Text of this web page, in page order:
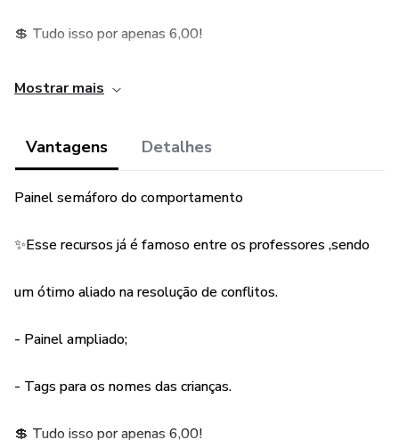
💲 Tudo isso por apenas 6,00!
Mostrar mais
Vantagens Detalhes
Painel semáforo do comportamento
✨Esse recursos já é famoso entre os professores ,sendo
um ótimo aliado na resolução de conflitos.
- Painel ampliado;
- Tags para os nomes das crianças.
💲 Tudo isso por apenas 6,00!